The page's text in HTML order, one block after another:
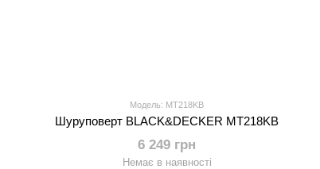
Модель: MT218KB
Шуруповерт BLACK&DECKER MT218KB
6 249 грн
Немає в наявності